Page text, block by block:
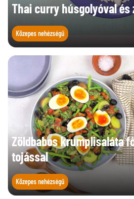
Thai curry húsgolyóval és
Közepes nehézségű
Zöldbabos krumplisaláta
tojással
Közepes nehézségű